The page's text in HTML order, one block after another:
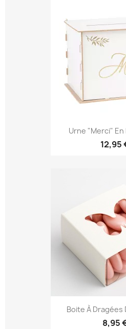
Urne "Merci" En
12,95
Boite À Dragées
8,95